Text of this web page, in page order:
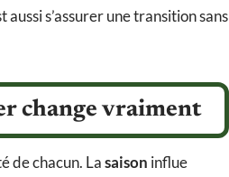
s’assurer une transition sans
change vraiment
de chacun. Lasaison influe